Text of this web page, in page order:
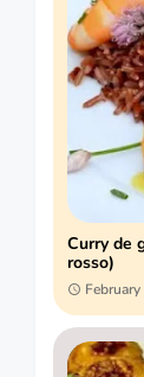
Curry de
rosso)